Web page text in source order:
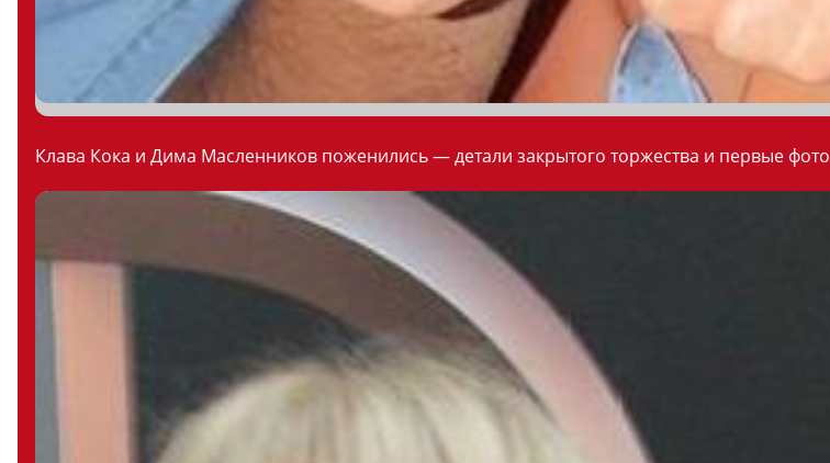
Клава Кока и Дима Масленников поженились — детали закрытого торжества и первые фото